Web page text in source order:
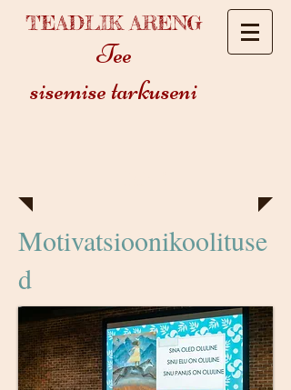
TEADLIK ARENG
Tee
sisemise tarkuseni
Motivatsioonikoolituse
d